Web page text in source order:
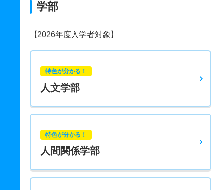
学部
【2026年度入学者対象】
特色が分かる！
人文学部
特色が分かる！
人間関係学部